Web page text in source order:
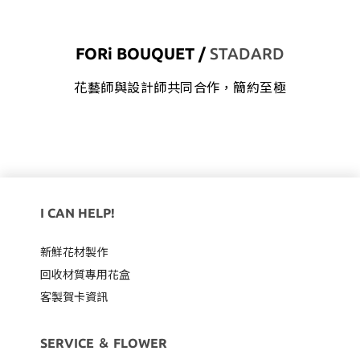
FORi BOUQUET / STADARD
花藝師與設計師共同合作，簡約至極
I CAN HELP!
新鮮花材製作
回收材質專用花盒
客製賀卡資訊
SERVICE ＆ FLOWER